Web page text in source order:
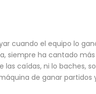
cuando el equipo lo
siempre ha cantado
las caídas, ni lo baches,
de ganar partidos